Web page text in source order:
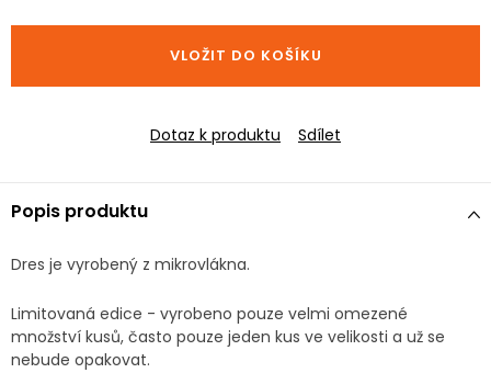
cena:
VLOŽIT DO KOŠÍKU
Dotaz k produktu Sdílet
Popis produktu
Dres je vyrobený z mikrovlákna.
Limitovaná edice - vyrobeno pouze velmi omezené
množství kusů, často pouze jeden kus ve velikosti a už se
nebude opakovat.